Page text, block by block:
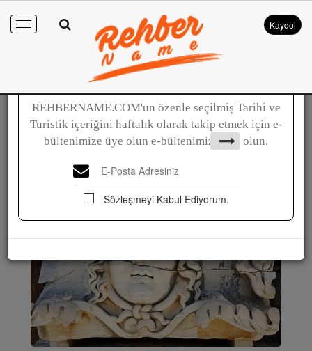
Toggle
Kaydol
Mitoloji
Medusa Efsanesi | Yılan Saçlı
Medusa'nın Hikayesi
İlk Öğrenen Siz Olun !!
REHBERNAME.COM'un özenle seçilmiş Tarihi ve
Turistik içeriğini haftalık olarak takip etmek için e-
bültenimize üye olun e-bültenimize üye olun.
Sözleşmeyi Kabul Ediyorum.